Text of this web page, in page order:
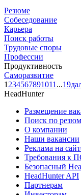
Резюме
Собеседование
Карьера
Поиск работы
Трудовые споры
Профессии
Продуктивность
Саморазвитие
1 234567891011 ...19
HeadHunter
Размещение
Поиск по
О компании
Наши вакансии
Реклама на
Требования к
Безопасный
HeadHunter API
Партнерам